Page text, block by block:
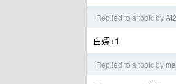
Replied to a topic by
白嫖+1
Replied to a topic by